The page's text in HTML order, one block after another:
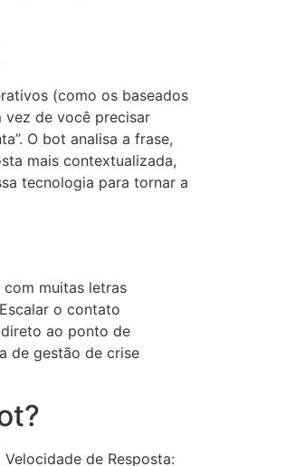
(como os baseados
vez de você precisar
O bot analisa a frase,
mais contextualizada,
tecnologia para tornar a
com muitas letras
o contato
ao ponto de
de gestão de crise
de Resposta: